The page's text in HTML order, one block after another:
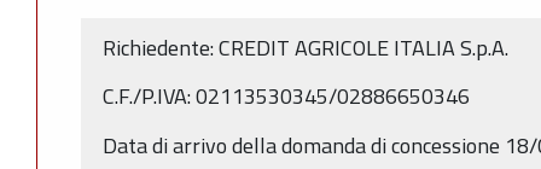
Richiedente: CREDIT AGRICOLE ITALIA S.p.A.
C.F./P.IVA: 02113530345/02886650346
Data di arrivo della domanda di concessione